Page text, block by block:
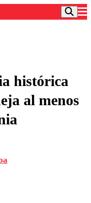
histórica
al menos